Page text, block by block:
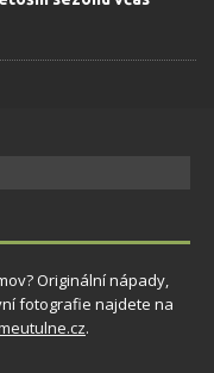
Originální nápady,
fotografie najdete na
.